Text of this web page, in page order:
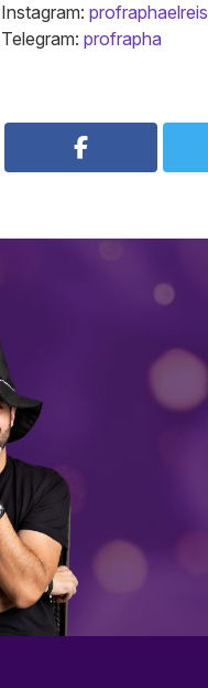
Instagram: profraphaelreis
Telegram: profrapha